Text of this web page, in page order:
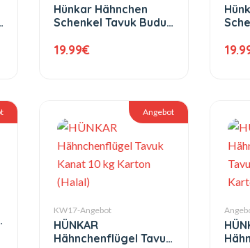
Hünkar Hähnchen
Schenkel Tavuk Budu
19.99€
Angebot
KW17-Angebot
HÜNKAR
Hähnchenflügel Tavuk